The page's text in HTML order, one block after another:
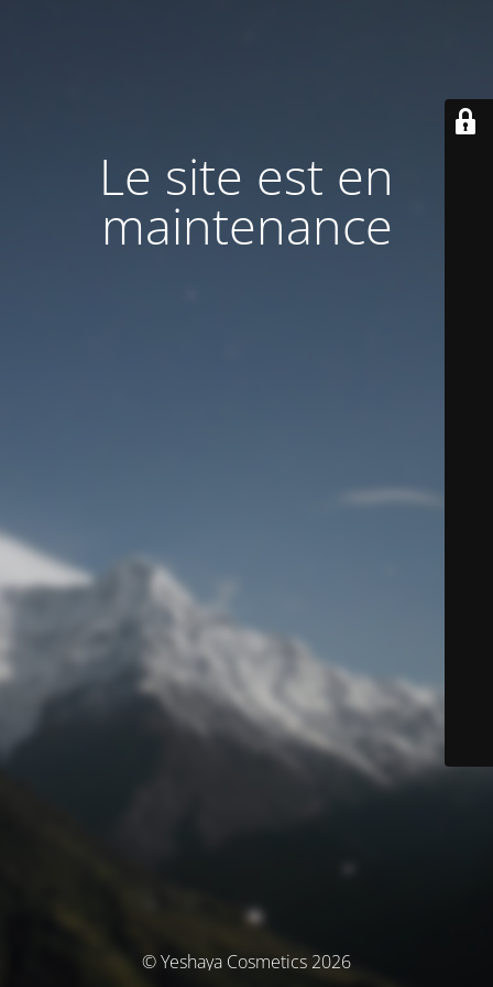
Le site est en
maintenance
© Yeshaya Cosmetics 2026